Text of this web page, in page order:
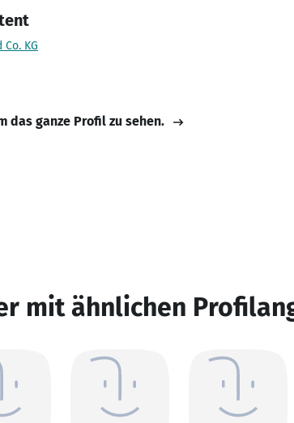
KG
das ganze Profil zu sehen.
mit ähnlichen